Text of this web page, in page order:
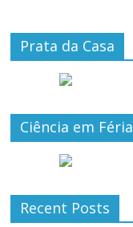
Prata da Casa
Ciência em
Recent Posts